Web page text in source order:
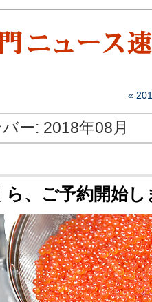
«
ー: 2018年08月
ら、ご予約開始し